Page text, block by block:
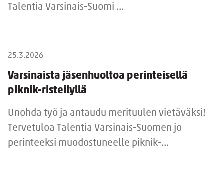
Talentia Varsinais-Suomi ...
25.3.2026
Varsinaista jäsenhuoltoa perinteisellä
piknik-risteilyllä
Unohda työ ja antaudu merituulen vietäväksi!
Tervetuloa Talentia Varsinais-Suomen jo
perinteeksi muodostuneelle piknik-...